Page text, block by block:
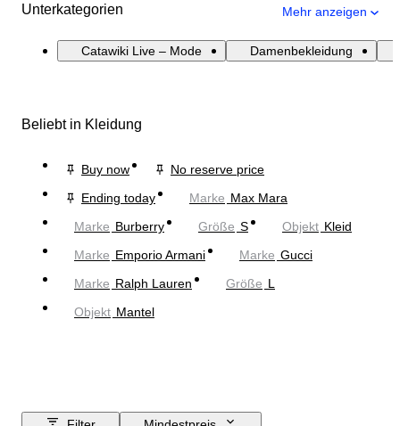
Unterkategorien Mehr anzeigen
Catawiki Live – Mode Damenbekleidung
Beliebt in Kleidung
Buy now
No reserve price
Ending today
Marke Max Mara
Marke Burberry Größe S Objekt Kleid
Marke Emporio Armani Marke Gucci
Marke Ralph Lauren Größe L
Objekt Mantel